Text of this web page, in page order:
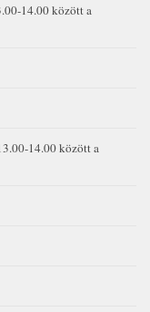
14.00 között a
14.00 között a